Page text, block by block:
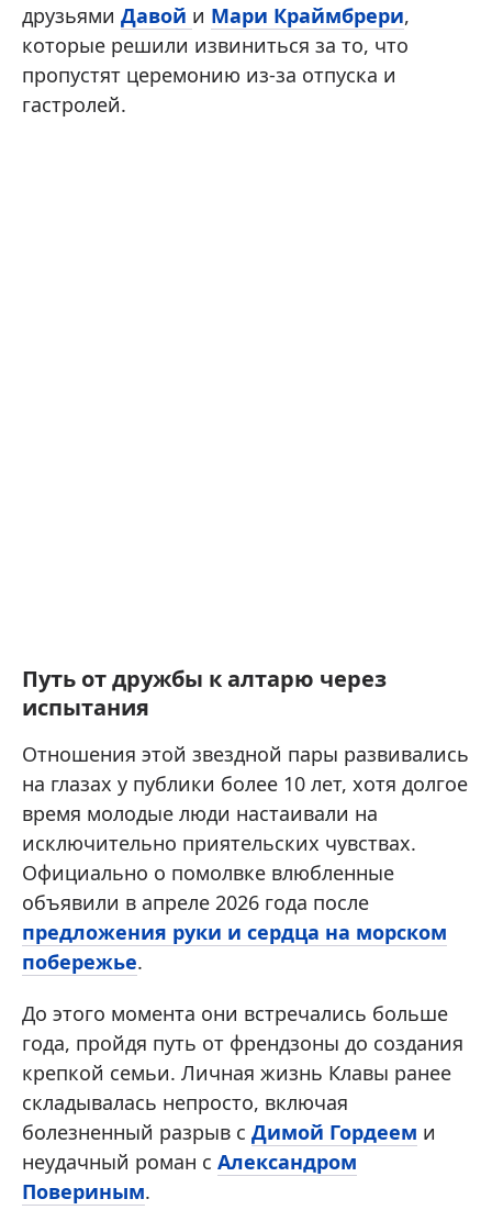
друзьями Давой и Мари Краймбрери,
которые решили извиниться за то, что
пропустят церемонию из-за отпуска и
гастролей.
Путь от дружбы к алтарю через
испытания
Отношения этой звездной пары развивались
на глазах у публики более 10 лет, хотя долгое
время молодые люди настаивали на
исключительно приятельских чувствах.
Официально о помолвке влюбленные
объявили в апреле 2026 года после
предложения руки и сердца на морском
побережье.
До этого момента они встречались больше
года, пройдя путь от френдзоны до создания
крепкой семьи. Личная жизнь Клавы ранее
складывалась непросто, включая
болезненный разрыв с Димой Гордеем и
неудачный роман с Александром
Повериным.